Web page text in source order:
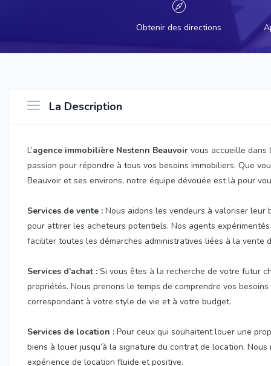
Obtenir des directions
La Description
L’agence immobilière Nestenn Beauvoir vous accueille dans
passion pour répondre à tous vos besoins immobiliers. Que
Beauvoir et ses environs, notre équipe dévouée est là pour
Services de vente : Nous aidons les vendeurs à valoriser
pour attirer les acheteurs potentiels. Nos agents
faciliter toutes les démarches administratives liées à la vente
Services d’achat : Si vous êtes à la recherche de votre futur
propriétés. Nous prenons le temps de comprendre vos
correspondant à votre style de vie et à votre budget.
Services de location : Pour ceux qui souhaitent louer une
biens à louer jusqu’à la signature du contrat de location.
expérience de location fluide et positive.